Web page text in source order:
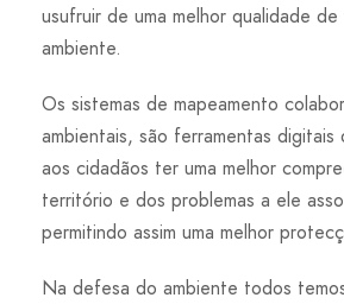
usufruir de uma melhor qualidade
ambiente.
Os sistemas de mapeamento
ambientais, são ferramentas digitais
aos cidadãos ter uma melhor
território e dos problemas a ele
permitindo assim uma melhor
Na defesa do ambiente todos